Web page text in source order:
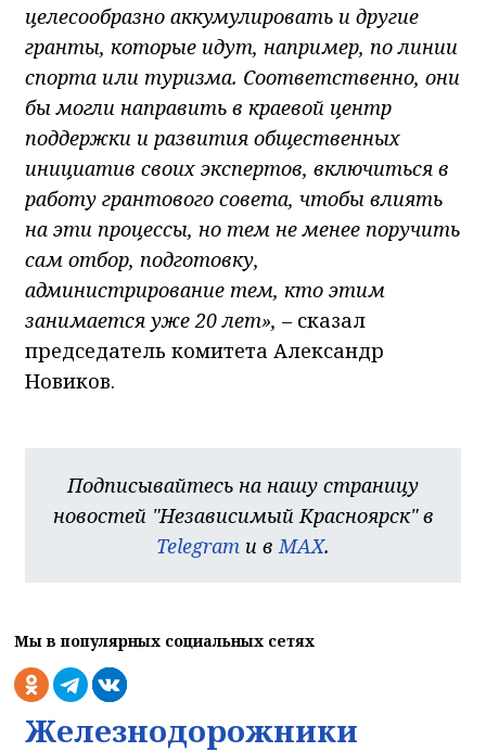
целесообразно аккумулировать и другие
гранты, которые идут, например, по линии
спорта или туризма. Соответственно, они
бы могли направить в краевой центр
поддержки и развития общественных
инициатив своих экспертов, включиться в
работу грантового совета, чтобы влиять
на эти процессы, но тем не менее поручить
сам отбор, подготовку,
администрирование тем, кто этим
занимается уже 20 лет», – сказал
председатель комитета Александр
Новиков.
Подписывайтесь на нашу страницу
новостей "Независимый Красноярск" в
Telegram и в MAX.
Мы в популярных социальных сетях
Железнодорожники